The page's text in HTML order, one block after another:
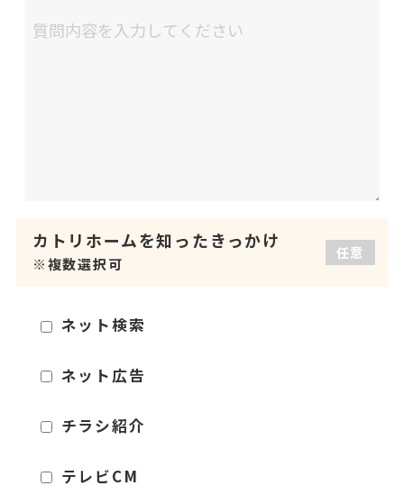
カトリホームを知ったきっかけ
※複数選択可
任意
ネット検索
ネット広告
チラシ紹介
テレビCM